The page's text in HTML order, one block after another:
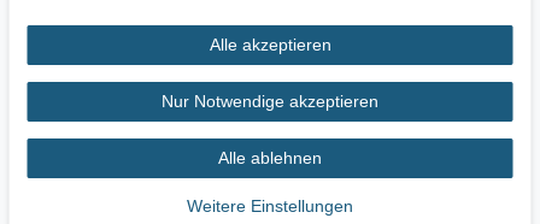
Impressum Daten­schutz­erklärung AGB
Widerrufs­recht Vertrag widerrufen
Alle akzeptieren
Nur Notwendige akzeptieren
Alle ablehnen
Weitere Einstellungen